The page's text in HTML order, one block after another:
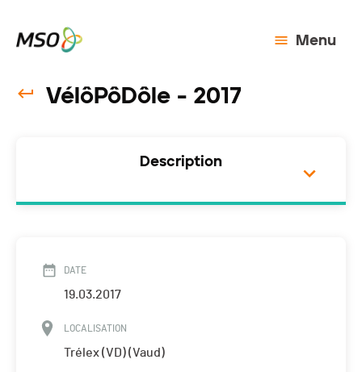
Menu
VélôPôDôle - 2017
Description
DATE
19.03.2017
LOCALISATION
Trélex (VD) (Vaud)